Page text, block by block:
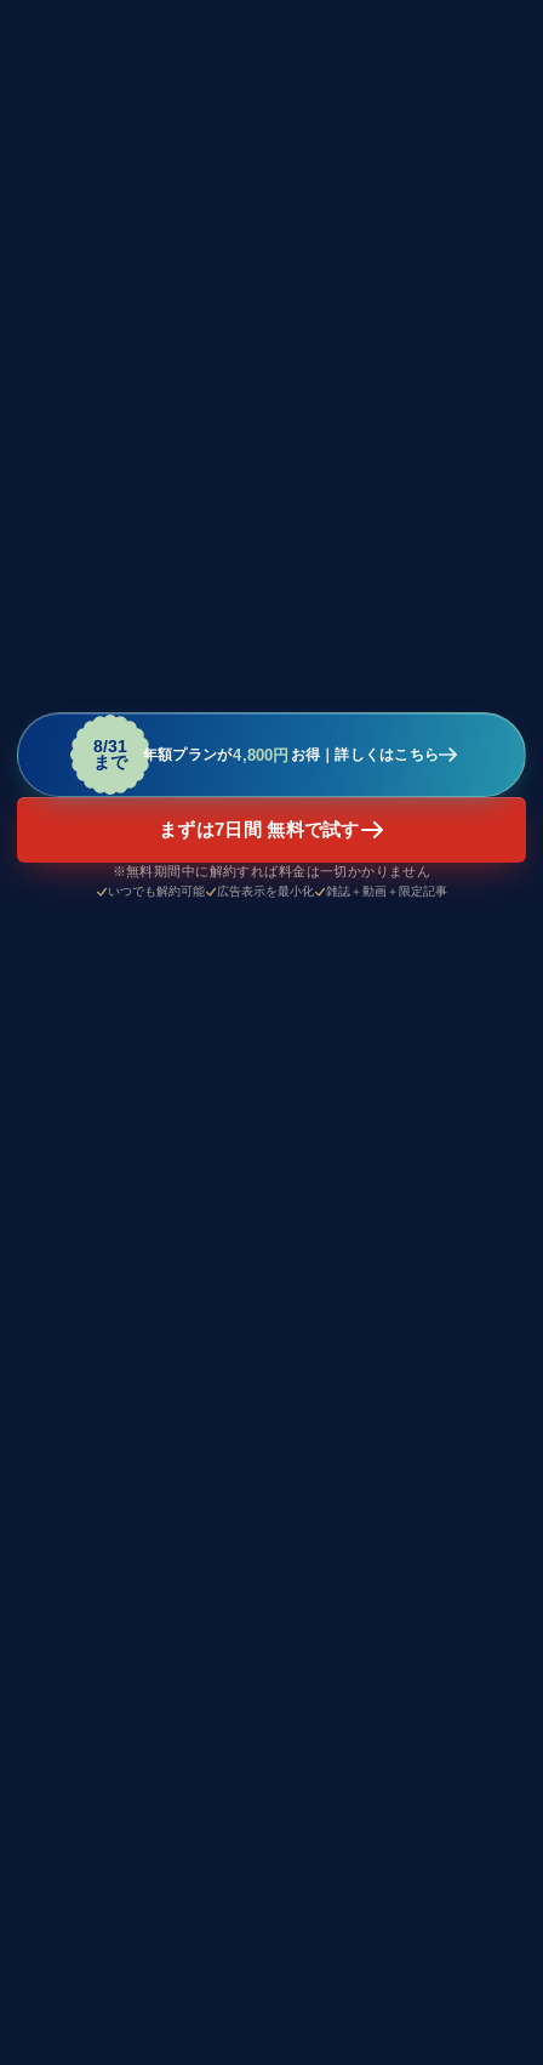
8/31
まで
年額プランが4,800円 お得｜詳しくはこちら
まずは7日間 無料で試す
※無料期間中に解約すれば料金は一切かかりません
いつでも解約可能 広告表示を最小化 雑誌＋動画＋限定記事